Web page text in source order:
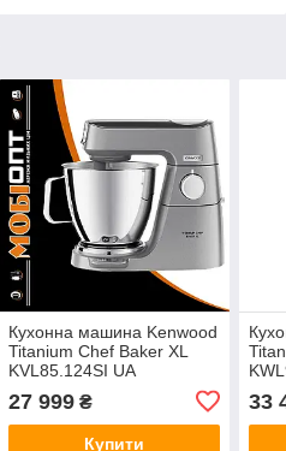
Кухонна машина Kenwood
Titanium Chef Baker XL
KVL85.124SI UA
27 999₴
Купити
33